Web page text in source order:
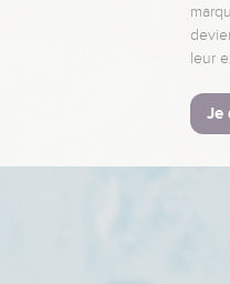
leur
Je